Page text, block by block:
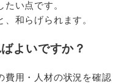
い点です。
和らげられます。
よいですか？
費用・人材の状況を確認